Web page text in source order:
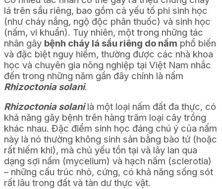
lá trên sầu riêng, bao gồm cả yếu tố phi sinh học
(như cháy nắng, ngộ độc phân thuốc) và sinh học
(nấm, vi khuẩn). Tuy nhiên, một trong những tác
nhân gây bệnh cháy lá sầu riêng do nấm phổ biến
và đặc biệt nguy hiểm, thường được các nhà khoa
học và chuyên gia nông nghiệp tại Việt Nam nhắc
đến trong những năm gần đây chính là nấm
Rhizoctonia solani.
Rhizoctonia solanilà một loại nấm đất đa thực, có
khả năng gây bệnh trên hàng trăm loại cây trồng
khác nhau. Đặc điểm sinh học đáng chú ý của nấm
này là nó thường không sinh sản bằng bào tử (hoặc
rất hiếm khi), mà chủ yếu tồn tại và lây lan qua
dạng sợi nấm (mycelium) và hạch nấm (sclerotia)
– những cấu trúc nhỏ, cứng, có khả năng sống sót
rất lâu trong đất và tàn dư thực vật.